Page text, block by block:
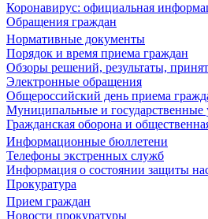
Коронавирус: официальная
Обращения граждан
Нормативные документы
Порядок и время приема граждан
Обзоры решений, результаты,
Электронные обращения
Общероссийский день приема
Муниципальные и государственные
Гражданская оборона и
Информационные бюллетени
Телефоны экстренных служб
Информация о состоянии защиты
Прокуратура
Прием граждан
Новости прокуратуры